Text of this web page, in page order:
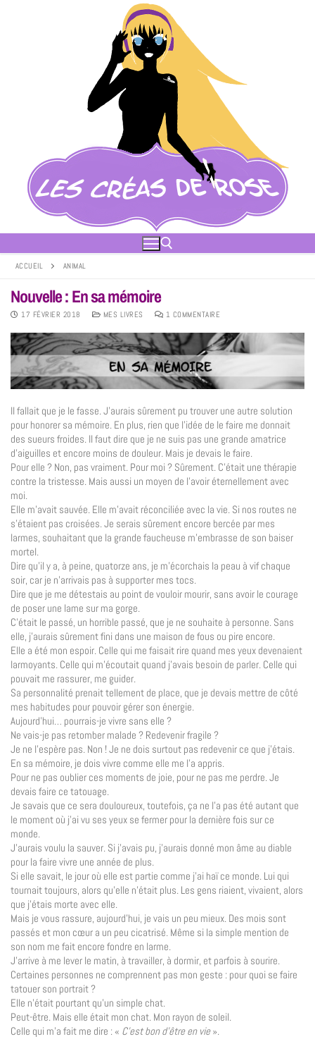
ACCUEIL ANIMAL
Nouvelle : En sa mémoire
17 FÉVRIER 2018 MES LIVRES 1 COMMENTAIRE
Il fallait que je le fasse. J’aurais sûrement pu trouver une autre solution
pour honorer sa mémoire. En plus, rien que l’idée de le faire me donnait
des sueurs froides. Il faut dire que je ne suis pas une grande amatrice
d’aiguilles et encore moins de douleur. Mais je devais le faire.
Pour elle ? Non, pas vraiment. Pour moi ? Sûrement. C’était une thérapie
contre la tristesse. Mais aussi un moyen de l’avoir éternellement avec
moi.
Elle m’avait sauvée. Elle m’avait réconciliée avec la vie. Si nos routes ne
s’étaient pas croisées. Je serais sûrement encore bercée par mes
larmes, souhaitant que la grande faucheuse m’embrasse de son baiser
mortel.
Dire qu’il y a, à peine, quatorze ans, je m’écorchais la peau à vif chaque
soir, car je n’arrivais pas à supporter mes tocs.
Dire que je me détestais au point de vouloir mourir, sans avoir le courage
de poser une lame sur ma gorge.
C’était le passé, un horrible passé, que je ne souhaite à personne. Sans
elle, j’aurais sûrement fini dans une maison de fous ou pire encore.
Elle a été mon espoir. Celle qui me faisait rire quand mes yeux devenaient
larmoyants. Celle qui m’écoutait quand j’avais besoin de parler. Celle qui
pouvait me rassurer, me guider.
Sa personnalité prenait tellement de place, que je devais mettre de côté
mes habitudes pour pouvoir gérer son énergie.
Aujourd’hui… pourrais-je vivre sans elle ?
Ne vais-je pas retomber malade ? Redevenir fragile ?
Je ne l’espère pas. Non ! Je ne dois surtout pas redevenir ce que j’étais.
En sa mémoire, je dois vivre comme elle me l’a appris.
Pour ne pas oublier ces moments de joie, pour ne pas me perdre. Je
devais faire ce tatouage.
Je savais que ce sera douloureux, toutefois, ça ne l’a pas été autant que
le moment où j’ai vu ses yeux se fermer pour la dernière fois sur ce
monde.
J’aurais voulu la sauver. Si j’avais pu, j’aurais donné mon âme au diable
pour la faire vivre une année de plus.
Si elle savait, le jour où elle est partie comme j’ai haï ce monde. Lui qui
tournait toujours, alors qu’elle n’était plus. Les gens riaient, vivaient, alors
que j’étais morte avec elle.
Mais je vous rassure, aujourd’hui, je vais un peu mieux. Des mois sont
passés et mon cœur a un peu cicatrisé. Même si la simple mention de
son nom me fait encore fondre en larme.
J’arrive à me lever le matin, à travailler, à dormir, et parfois à sourire.
Certaines personnes ne comprennent pas mon geste : pour quoi se faire
tatouer son portrait ?
Elle n’était pourtant qu’un simple chat.
Peut-être. Mais elle était mon chat. Mon rayon de soleil.
Celle qui m’a fait me dire : « C’est bon d’être en vie».